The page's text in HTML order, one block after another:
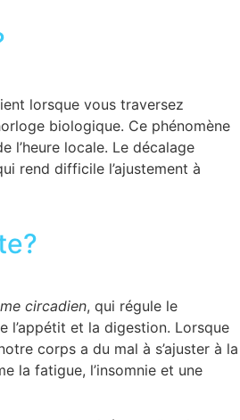
lorsque vous traversez
biologique. Ce phénomène
l’heure locale. Le décalage
rend difficile l’ajustement à
circadien, qui régule le
l’appétit et la digestion. Lorsque
corps a du mal à s’ajuster à la
la fatigue, l’insomnie et une